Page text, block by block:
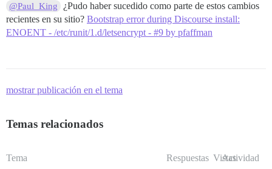
@Paul_King
¿Pudo haber sucedido como parte de estos cambios
recientes en su sitio? Bootstrap error during Discourse install:
ENOENT - /etc/runit/1.d/letsencrypt - #9 by pfaffman
mostrar publicación en el tema
Temas relacionados
Tema Respuestas Vistas
Actividad